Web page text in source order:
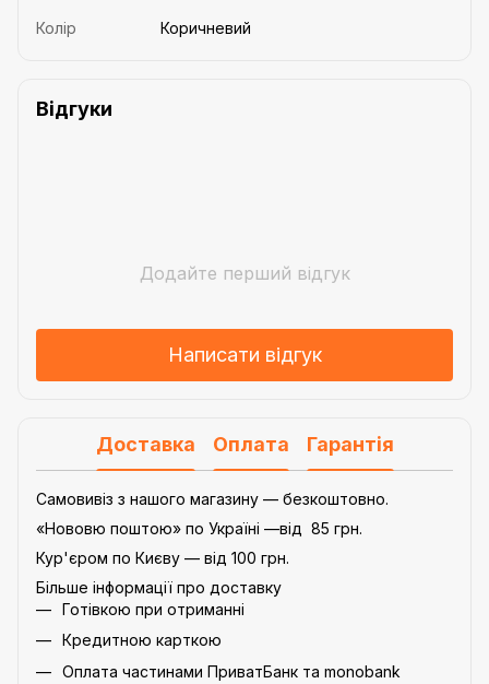
Колір Коричневий
Відгуки
Додайте перший відгук
Написати відгук
Доставка Оплата Гарантія
Самовивіз з нашого магазину — безкоштовно.
«Нововю поштою» по Україні —від 85 грн.
Кур'єром по Києву — від 100 грн.
Більше інформації про доставку
Готівкою при отриманні
Кредитною карткою
Оплата частинами ПриватБанк та monobank